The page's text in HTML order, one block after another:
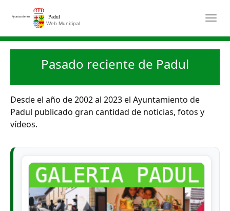
Saltar al contenido principal
Pasado reciente de Padul
Desde el año de 2002 al 2023 el Ayuntamiento de
Padul publicado gran cantidad de noticias, fotos y
vídeos.